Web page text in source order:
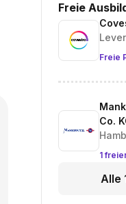
Freie
Freie
Co.
1
Alle